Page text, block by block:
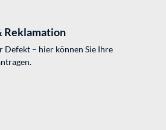
Reklamation
– hier können Sie Ihre